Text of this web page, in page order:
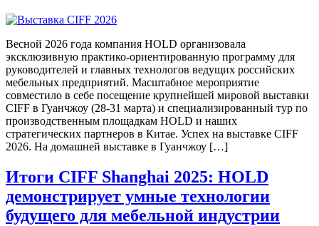
Весной 2026 года компания HOLD организовала
эксклюзивную практико-ориентированную программу для
руководителей и главных технологов ведущих российских
мебельных предприятий. Масштабное мероприятие
совместило в себе посещение крупнейшей мировой выставки
CIFF в Гуанчжоу (28-31 марта) и специализированный тур по
производственным площадкам HOLD и наших
стратегических партнеров в Китае. Успех на выставке CIFF
2026. На домашней выставке в Гуанчжоу […]
Итоги CIFF Shanghai 2025: HOLD
демонстрирует умные технологии
будущего для мебельной индустрии